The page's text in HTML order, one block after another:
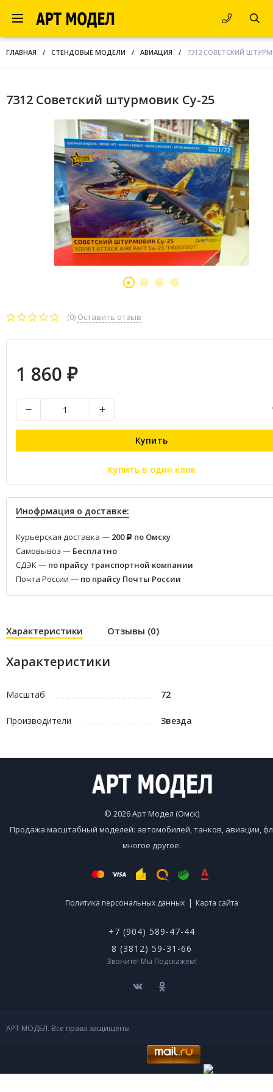
ГЛАВНАЯ / СТЕНДОВЫЕ МОДЕЛИ / АВИАЦИЯ / 7312 СОВЕТСКИЙ
7312 Советский штурмовик Су-25
(0) Оставить отзыв
1 860 ₽
Купить
Купить в один клик
Инофрмация о доставке:
Курьерская доставка — 200 Р по Омску
Самовывоз — Бесплатно
СДЭК — по прайсу транспортной компании
Почта России — по прайсу Почты России
Характеристики Отзывы (0)
Характеристики
Масштаб 72
Производители Звезда
© 2026 Арт Модел (Омск)
Продажа масштабный моделей: автомобилей, танков, авиации,
многое другое.
Политика персональных данных | Карта сайта
+7 (904) 589-47-44
8 (3812) 59-31-66
Звоните! Мы Подскажем!
АРТ МОДЕЛ. Все права защищены